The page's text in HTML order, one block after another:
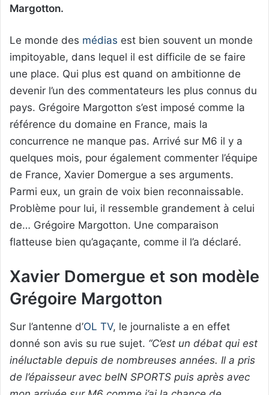
Margotton.
Le monde des médias est bien souvent un monde
impitoyable, dans lequel il est difficile de se faire
une place. Qui plus est quand on ambitionne de
devenir l’un des commentateurs les plus connus du
pays. Grégoire Margotton s’est imposé comme la
référence du domaine en France, mais la
concurrence ne manque pas. Arrivé sur M6 il y a
quelques mois, pour également commenter l’équipe
de France, Xavier Domergue a ses arguments.
Parmi eux, un grain de voix bien reconnaissable.
Problème pour lui, il ressemble grandement à celui
de… Grégoire Margotton. Une comparaison
flatteuse bien qu’agaçante, comme il l’a déclaré.
Xavier Domergue et son modèle
Grégoire Margotton
Sur l’antenne d’OL TV, le journaliste a en effet
donné son avis su rue sujet. “C’est un débat qui est
inéluctable depuis de nombreuses années. Il a pris
de l’épaisseur avec beIN SPORTS puis après avec